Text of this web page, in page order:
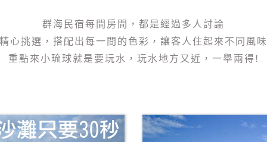
群海民宿每間房間，都是經過多人討論
精心挑選，搭配出每一間的色彩，讓客人住起來不同風味
重點來小琉球就是要玩水，玩水地方又近，一舉兩得!